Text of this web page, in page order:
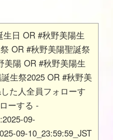
日 OR #秋野美陽生
OR #秋野美陽聖誕祭
美陽 OR #秋野美陽生
生祭2025 OR #秋野美
た人全員フォローす
ーする -
09-
09-10_23:59:59_JST